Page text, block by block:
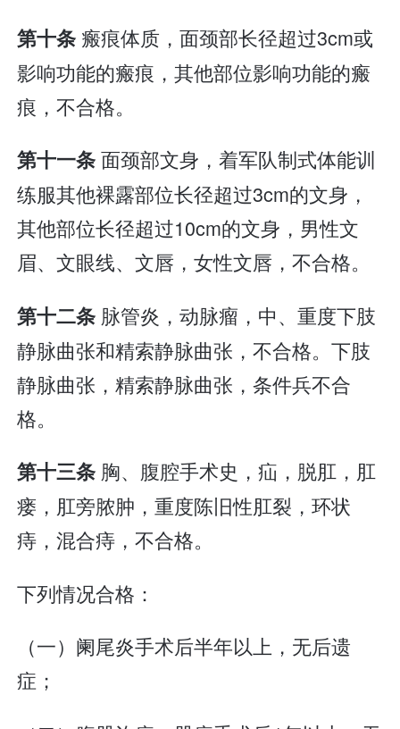
第十条 瘢痕体质，面颈部长径超过3cm或
影响功能的瘢痕，其他部位影响功能的瘢
痕，不合格。
第十一条面颈部文身，着军队制式体能训
练服其他裸露部位长径超过3cm的文身，
其他部位长径超过10cm的文身，男性文
眉、文眼线、文唇，女性文唇，不合格。
第十二条 脉管炎，动脉瘤，中、重度下肢
静脉曲张和精索静脉曲张，不合格。下肢
静脉曲张，精索静脉曲张，条件兵不合
格。
第十三条 胸、腹腔手术史，疝，脱肛，肛
瘘，肛旁脓肿，重度陈旧性肛裂，环状
痔，混合痔，不合格。
下列情况合格：
（一）阑尾炎手术后半年以上，无后遗
症；